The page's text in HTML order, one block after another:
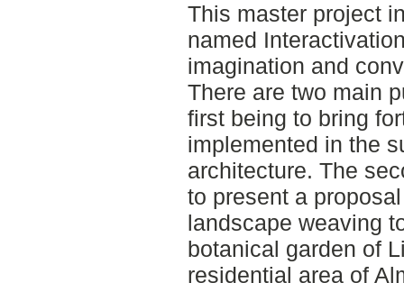
This master project
named
imagination and
There are two main
first being to bring
implemented in the
architecture. The
to present a
landscape weaving
botanical garden of
residential area of